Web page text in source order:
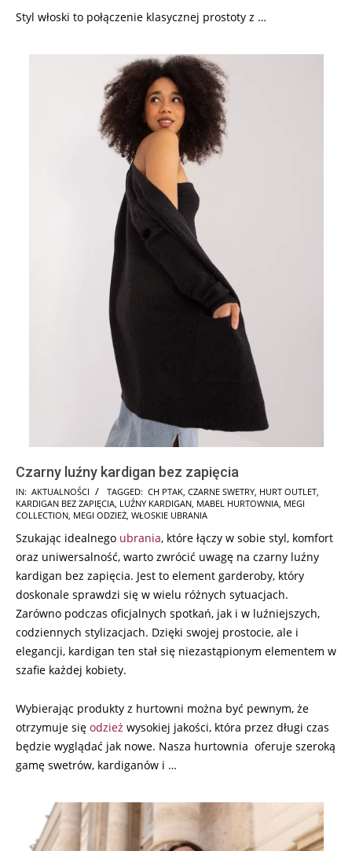
Styl włoski to połączenie klasycznej prostoty z …
Czarny luźny kardigan bez zapięcia
2025-
02-
IN: AKTUALNOŚCI TAGGED: CH PTAK CZARNE SWETRY HURT OUTLET
KARDIGAN BEZ ZAPIĘCIA LUŹNY KARDIGAN MABEL HURTOWNIA MEGI
COLLECTION MEGI ODZIEŻ WŁOSKIE UBRANIA
Szukając idealnego ubrania, które łączy w sobie styl, komfort
oraz uniwersalność, warto zwrócić uwagę na czarny luźny
kardigan bez zapięcia. Jest to element garderoby, który
doskonale sprawdzi się w wielu różnych sytuacjach.
Zarówno podczas oficjalnych spotkań, jak i w luźniejszych,
codziennych stylizacjach. Dzięki swojej prostocie, ale i
elegancji, kardigan ten stał się niezastąpionym elementem w
szafie każdej kobiety.
Wybierając produkty z hurtowni można być pewnym, że
otrzymuje się odzież wysokiej jakości, która przez długi czas
będzie wyglądać jak nowe. Nasza hurtownia oferuje szeroką
gamę swetrów, kardiganów i …